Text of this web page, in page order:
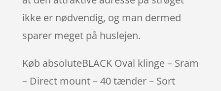
ikke er nødvendig, og man dermed
sparer meget på huslejen.
Køb absoluteBLACK Oval klinge – Sram
– Direct mount – 40 tænder – Sort